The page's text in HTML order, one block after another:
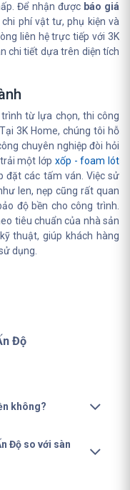
Để nhận được báo giá
phí vật tư, phụ kiện và
liên hệ trực tiếp với 3K
chi tiết dựa trên diện tích
từ lựa chọn, thi công
3K Home, chúng tôi hỗ
chuyên nghiệp đòi hỏi
một lớp xốp - foam lót
đặt các tấm ván. Việc sử
len, nẹp cũng rất quan
độ bền cho công trình.
tiêu chuẩn của nhà sản
thuật, giúp khách hàng
dụng.
Độ
không?
Độ so với sàn